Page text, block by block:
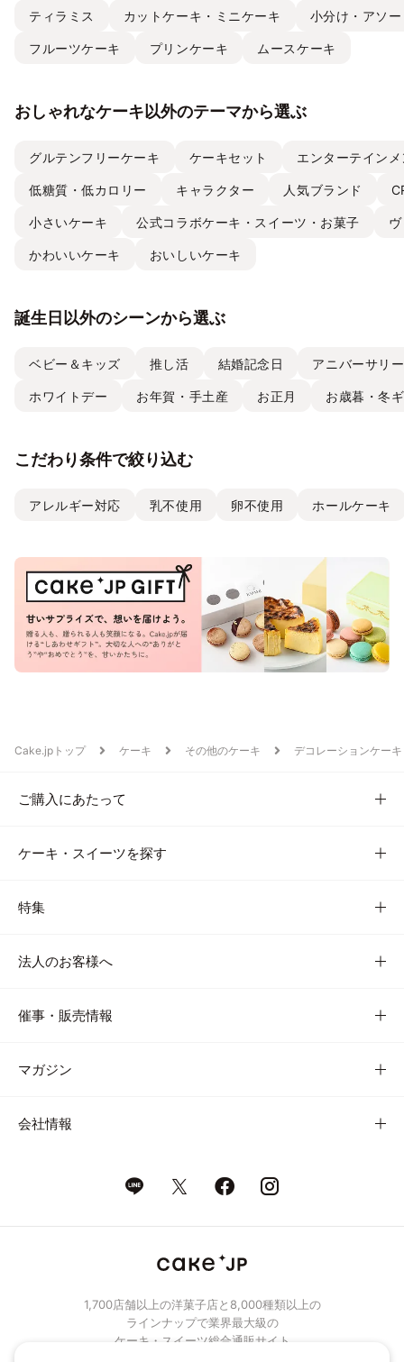
ティラミス カットケーキ・ミニケーキ 小分け・アソ
フルーツケーキ プリンケーキ ムースケーキ
おしゃれなケーキ以外のテーマから選ぶ
グルテンフリーケーキ ケーキセット エンターテイン
低糖質・低カロリー キャラクター 人気ブランド
小さいケーキ 公式コラボケーキ・スイーツ・お菓子
かわいいケーキ おいしいケーキ
誕生日以外のシーンから選ぶ
ベビー＆キッズ 推し活 結婚記念日 アニバーサリー
ホワイトデー お年賀・手土産 お正月 お歳暮・冬
こだわり条件で絞り込む
アレルギー対応 乳不使用 卵不使用 ホールケーキ
Cake.jpトップ ケーキ その他のケーキ デコレーションケーキ
ご購入にあたって
ケーキ・スイーツを探す
特集
法人のお客様へ
催事・販売情報
マガジン
会社情報
1,700店舗以上の洋菓子店と8,000種類以上の
ラインナップで業界最大級の
ケーキ・スイーツ総合通販サイト